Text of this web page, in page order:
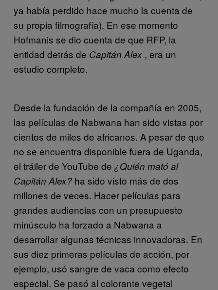
ya había perdido hace mucho la cuenta de
su propia filmografía). En ese momento
Hofmanis se dio cuenta de que RFP, la
entidad detrás de Capitán Alex , era un
estudio completo.
Desde la fundación de la compañía en 2005,
las películas de Nabwana han sido vistas por
cientos de miles de africanos. A pesar de que
no se encuentra disponible fuera de Uganda,
el tráiler de YouTube de ¿Quién mató al
Capitán Alex? ha sido visto más de dos
millones de veces. Hacer películas para
grandes audiencias con un presupuesto
minúsculo ha forzado a Nabwana a
desarrollar algunas técnicas innovadoras. En
sus diez primeras películas de acción, por
ejemplo, usó sangre de vaca como efecto
especial. Se pasó al colorante vegetal